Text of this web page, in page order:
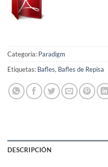
Categoría: Paradigm
Etiquetas: Bafles, Bafles de Repisa
DESCRIPCIÓN